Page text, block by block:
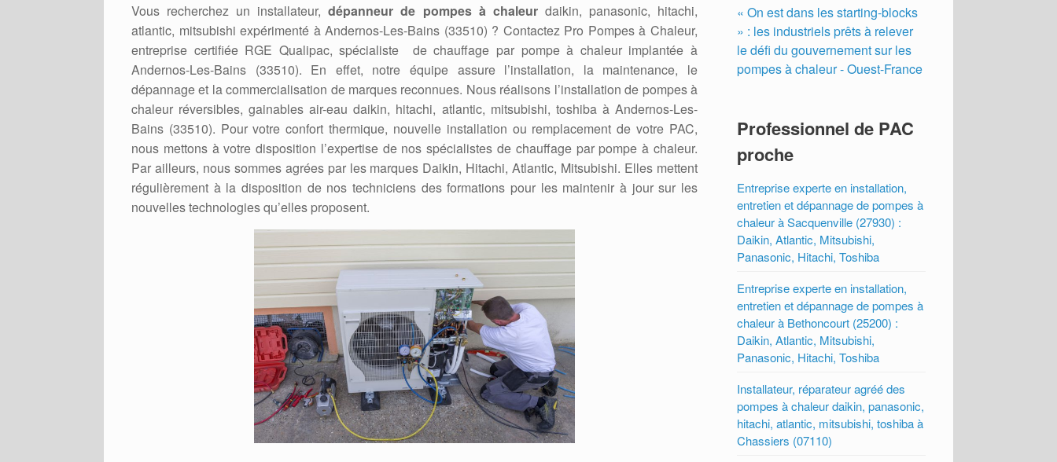
Vous recherchez un installateur,dépanneur de pompes à chaleurdaikin, panasonic, hitachi,
atlantic, mitsubishi expérimenté à Andernos-Les-Bains (33510) ? Contactez Pro Pompes à Chaleur,
entreprise certifiée RGE Qualipac, spécialiste de chauffage par pompe à chaleur implantée à
Andernos-Les-Bains (33510). En effet, notre équipe assure l’installation, la maintenance, le
dépannage et la commercialisation de marques reconnues. Nous réalisons l’installation de pompes à
chaleur réversibles, gainables air-eau daikin, hitachi, atlantic, mitsubishi, toshiba à Andernos-Les-
Bains (33510). Pour votre confort thermique, nouvelle installation ou remplacement de votre PAC,
nous mettons à votre disposition l’expertise de nos spécialistes de chauffage par pompe à chaleur.
Par ailleurs, nous sommes agrées par les marques Daikin, Hitachi, Atlantic, Mitsubishi. Elles mettent
régulièrement à la disposition de nos techniciens des formations pour les maintenir à jour sur les
nouvelles technologies qu’elles proposent.
« On est dans les starting-blocks
» : les industriels prêts à relever
le défi du gouvernement sur les
pompes à chaleur - Ouest-France
Professionnel de PAC
proche
Entreprise experte en installation,
entretien et dépannage de pompes à
chaleur à Sacquenville (27930) :
Daikin, Atlantic, Mitsubishi,
Panasonic, Hitachi, Toshiba
Entreprise experte en installation,
entretien et dépannage de pompes à
chaleur à Bethoncourt (25200) :
Daikin, Atlantic, Mitsubishi,
Panasonic, Hitachi, Toshiba
Installateur, réparateur agréé des
pompes à chaleur daikin, panasonic,
hitachi, atlantic, mitsubishi, toshiba à
Chassiers (07110)